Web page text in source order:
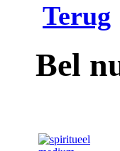
Terug
Bel